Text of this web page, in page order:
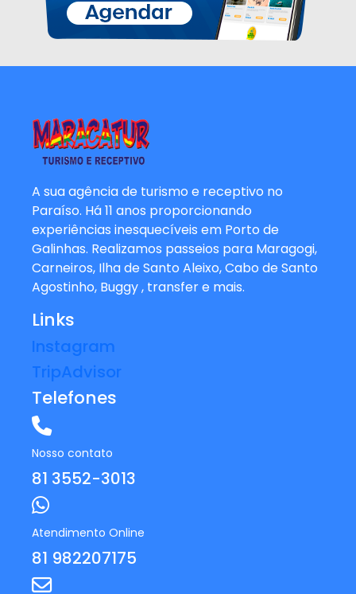
A sua agência de turismo e receptivo no
Paraíso. Há 11 anos proporcionando
experiências inesquecíveis em Porto de
Galinhas. Realizamos passeios para Maragogi,
Carneiros, Ilha de Santo Aleixo, Cabo de Santo
Agostinho, Buggy , transfer e mais.
Links
Instagram
TripAdvisor
Telefones
Nosso contato
81 3552-3013
Atendimento Online
81 982207175